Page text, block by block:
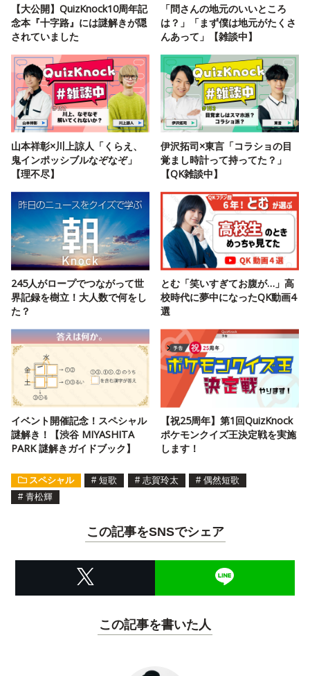
【大公開】QuizKnock10周年記
念本『十字路』には謎解きが隠
されていました
「問さんの地元のいいところ
は？」「まず僕は地元がたくさ
んあって」【雑談中】
山本祥彰×川上諒人「くらえ、
鬼インポッシブルなぞなぞ」
【理不尽】
伊沢拓司×東言「コラショの目
覚まし時計って持ってた？」
【QK雑談中】
245人がロープでつながって世
界記録を樹立！大人数で何をし
た？
とむ「笑いすぎてお腹が…」高
校時代に夢中になったQK動画4
選
イベント開催記念！スペシャル
謎解き！【渋谷 MIYASHITA
PARK 謎解きガイドブック】
【祝25周年】第1回QuizKnock
ポケモンクイズ王決定戦を実施
します！
スペシャル # 短歌 # 志賀玲太 # 偶然短歌
# 青松輝
この記事をSNSでシェア
この記事を書いた人